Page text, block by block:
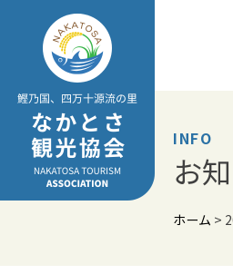
content
INFO
お
ホーム >